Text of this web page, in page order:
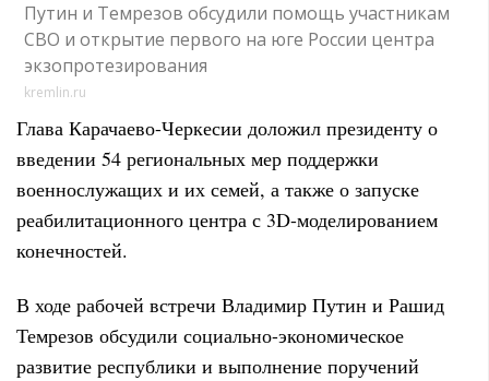
Путин и Темрезов обсудили помощь участникам
СВО и открытие первого на юге России центра
экзопротезирования
kremlin.ru
Глава Карачаево-Черкесии доложил президенту о
введении 54 региональных мер поддержки
военнослужащих и их семей, а также о запуске
реабилитационного центра с 3D-моделированием
конечностей.
В ходе рабочей встречи Владимир Путин и Рашид
Темрезов обсудили социально-экономическое
развитие республики и выполнение поручений